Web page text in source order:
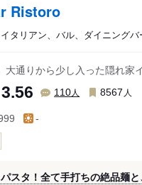
Ristoro
タリアン、バル、ダイニングバ
大通りから少し入った隠れ家
3.56 110人 8567 人
-
スタ！全て手打ちの絶品麺